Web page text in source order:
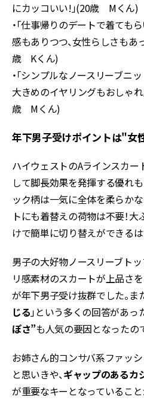
にカッコいい!」(20歳 Mくん)
・「仕事帰りのデートで着ても
感もありつつ、女性らしさもあ
歳 Kくん)
・「シンプルなノースリーブニ
大きめのイヤリングもおしゃ
歳 Mくん)
年下男子受けポイントは"女
ハイウェストのAラインスカー
して脚長効果を発揮する優れ
ック柄は一気に全体を柔らか
トにも着替えの荷物は不要！
けで簡単に切り替えができるは
男子の大好物ノースリーブト
リ感素材のスカートが上品さ
が年下男子受け抜群でした。また
じる」という多くの回答があっ
ぽさ”も人気の要因となったの
お姉さん的コンサバ系ファッ
と思いきや、ギャップのあるカ
が重要なキーとなっていること